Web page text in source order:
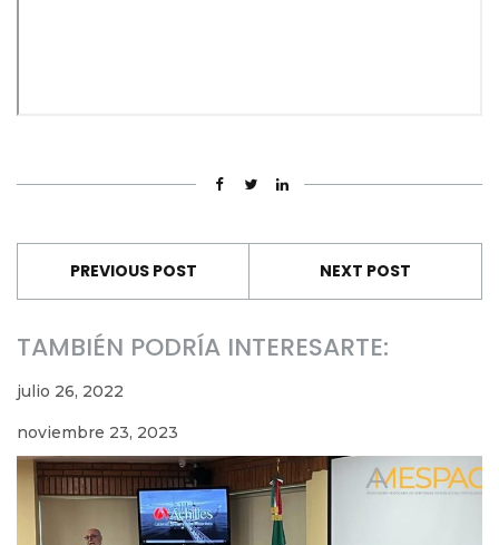
PREVIOUS POST NEXT POST
TAMBIÉN PODRÍA INTERESARTE:
julio 26, 2022
noviembre 23, 2023